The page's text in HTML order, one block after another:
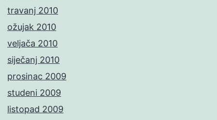
travanj 2010
ožujak 2010
veljača 2010
siječanj 2010
prosinac 2009
studeni 2009
listopad 2009